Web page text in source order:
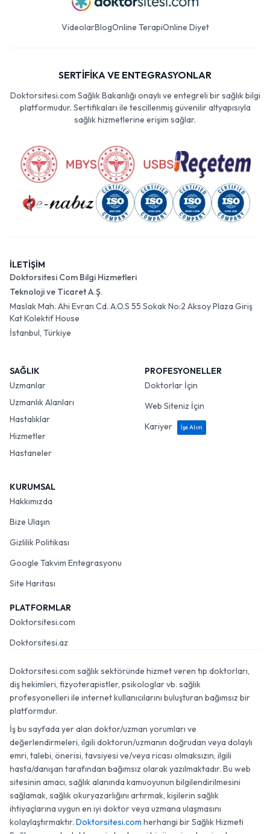
VideolarBlogOnline TerapiOnline Diyet
SERTİFİKA VE ENTEGRASYONLAR
Doktorsitesi.com Sağlık Bakanlığı onaylı ve entegreli bir sağlık bilgi
platformudur. Sertifikaları ile tescillenmiş güvenilir altyapısıyla
sağlık hizmetlerine erişim sağlar.
İLETİŞİM
Doktorsitesi Com Bilgi Hizmetleri
Teknoloji ve Ticaret A.Ş.
Maslak Mah. Ahi Evran Cd. A.O.S 55 Sokak No:2 Aksoy Plaza Giriş
Kat Kolektif House
İstanbul, Türkiye
SAĞLIK
Uzmanlar
Uzmanlık Alanları
Hastalıklar
Hizmetler
Hastaneler
PROFESYONELLER
Doktorlar İçin
Web Siteniz İçin
Kariyer
İşe Alım
KURUMSAL
Hakkımızda
Bize Ulaşın
Gizlilik Politikası
Google Takvim Entegrasyonu
Site Haritası
PLATFORMLAR
Doktorsitesi.com
Doktorsitesi.az
Doktorsitesi.com sağlık sektöründe hizmet veren tıp doktorları,
diş hekimleri, fizyoterapistler, psikologlar vb. sağlık
profesyonelleri ile internet kullanıcılarını buluşturan bağımsız bir
platformdur.
İş bu sayfada yer alan doktor/uzman yorumları ve
değerlendirmeleri, ilgili doktorun/uzmanın doğrudan veya dolaylı
emri, talebi, önerisi, tavsiyesi ve/veya ricası olmaksızın, ilgili
hasta/danışan tarafından bağımsız olarak yazılmaktadır. Bu web
sitesinin amacı, sağlık alanında kamuoyunun bilgilendirilmesini
sağlamak, sağlık okuryazarlığını artırmak, kişilerin sağlık
ihtiyaçlarına uygun en iyi doktor veya uzmana ulaşmasını
kolaylaştırmaktır. Doktorsitesi.com herhangi bir Sağlık Hizmeti